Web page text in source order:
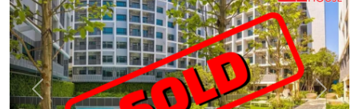
Previous Next